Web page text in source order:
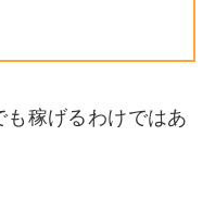
稼げるわけではあ